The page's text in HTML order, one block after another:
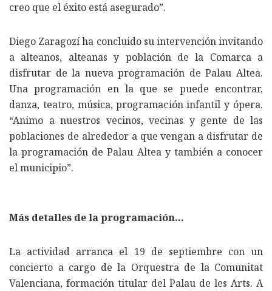
creo que el éxito está asegurado”.
Diego Zaragozí ha concluido su intervención invitando
a alteanos, alteanas y población de la Comarca a
disfrutar de la nueva programación de Palau Altea.
Una programación en la que se puede encontrar,
danza, teatro, música, programación infantil y ópera.
“Animo a nuestros vecinos, vecinas y gente de las
poblaciones de alrededor a que vengan a disfrutar de
la programación de Palau Altea y también a conocer
el municipio”.
Más detalles de la programación…
La actividad arranca el 19 de septiembre con un
concierto a cargo de la Orquestra de la Comunitat
Valenciana, formación titular del Palau de les Arts. A